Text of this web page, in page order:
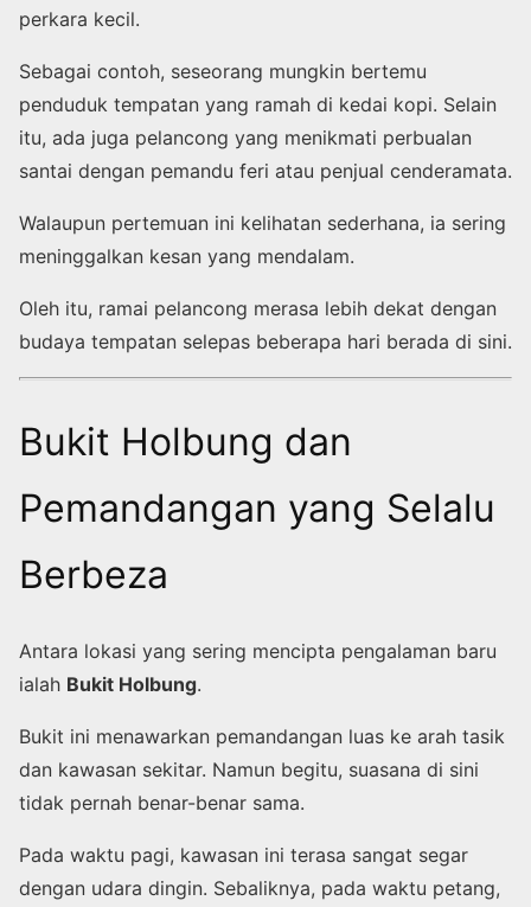
perkara kecil.
Sebagai contoh, seseorang mungkin bertemu
penduduk tempatan yang ramah di kedai kopi. Selain
itu, ada juga pelancong yang menikmati perbualan
santai dengan pemandu feri atau penjual cenderamata.
Walaupun pertemuan ini kelihatan sederhana, ia sering
meninggalkan kesan yang mendalam.
Oleh itu, ramai pelancong merasa lebih dekat dengan
budaya tempatan selepas beberapa hari berada di sini.
Bukit Holbung dan
Pemandangan yang Selalu
Berbeza
Antara lokasi yang sering mencipta pengalaman baru
ialah Bukit Holbung.
Bukit ini menawarkan pemandangan luas ke arah tasik
dan kawasan sekitar. Namun begitu, suasana di sini
tidak pernah benar-benar sama.
Pada waktu pagi, kawasan ini terasa sangat segar
dengan udara dingin. Sebaliknya, pada waktu petang,